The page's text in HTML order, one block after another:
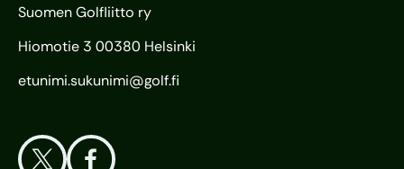
Suomen Golfliitto ry
Hiomotie 3 00380 Helsinki
etunimi.sukunimi@golf.fi